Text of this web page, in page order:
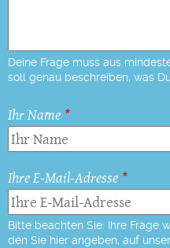
Deine Frage muss aus
soll genau beschreiben, was
Ihr Name
Ihre E-Mail-Adresse
Bitte beachten Sie: Ihre Frage
den Sie hier angeben, auf